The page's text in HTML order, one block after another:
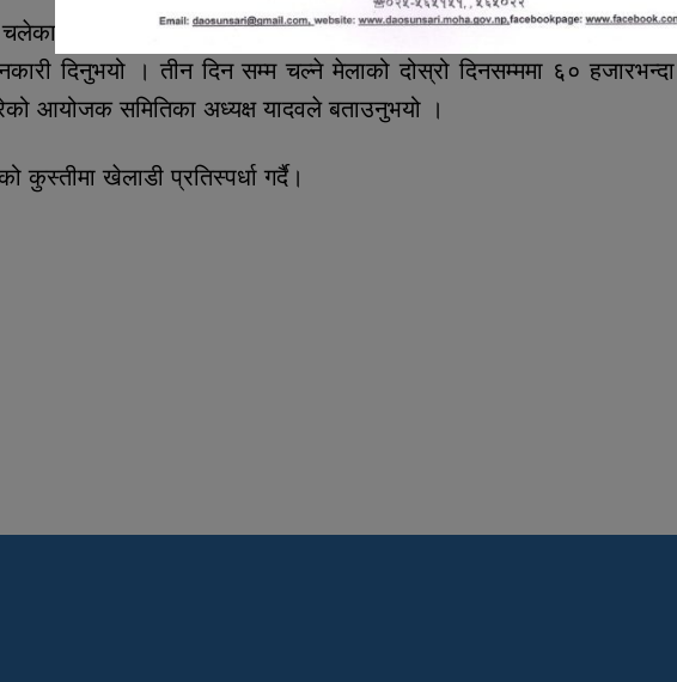
चलेका खेलाडीलाई जनही पाँच हजारका दरले पुरस्कार वितरण गरेको आयोजक
दिनुभयो । तीन दिन सम्म चल्ने मेलाको दोस्रो दिनसम्ममा ६० हजारभन्दा
आयोजक समितिका अध्यक्ष यादवले बताउनुभयो ।
कुस्तीमा खेलाडी प्रतिस्पर्धा गर्दै।